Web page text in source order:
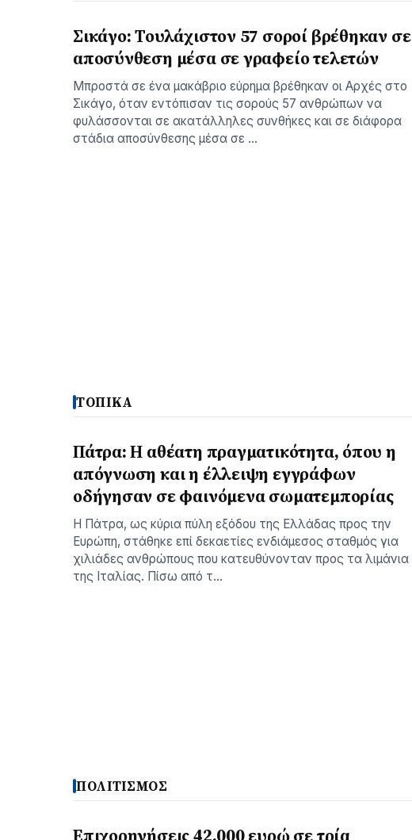
Σικάγο: Τουλάχιστον 57 σοροί βρέθηκαν σε
αποσύνθεση μέσα σε γραφείο τελετών
Μπροστά σε ένα μακάβριο εύρημα βρέθηκαν οι Αρχές στο
Σικάγο, όταν εντόπισαν τις σορούς 57 ανθρώπων να
φυλάσσονται σε ακατάλληλες συνθήκες και σε διάφορα
στάδια αποσύνθεσης μέσα σε …
ΤΟΠΙΚΑ
Πάτρα: Η αθέατη πραγματικότητα, όπου η
απόγνωση και η έλλειψη εγγράφων
οδήγησαν σε φαινόμενα σωματεμπορίας
Η Πάτρα, ως κύρια πύλη εξόδου της Ελλάδας προς την
Ευρώπη, στάθηκε επί δεκαετίες ενδιάμεσος σταθμός για
χιλιάδες ανθρώπους που κατευθύνονταν προς τα λιμάνια
της Ιταλίας. Πίσω από τ…
ΠΟΛΙΤΙΣΜΟΣ
Επιχορηγήσεις 42.000 ευρώ σε τρία